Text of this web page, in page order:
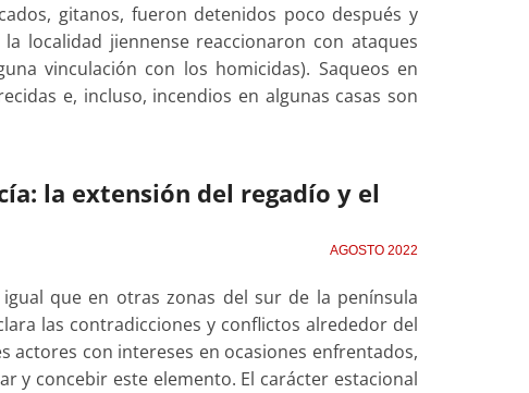
gitanos, fueron detenidos poco después y
localidad jiennense reaccionaron con ataques
vinculación con los homicidas). Saqueos en
e, incluso, incendios en algunas casas son
la extensión del regadío y el
AGOSTO 2022
que en otras zonas del sur de la península
las contradicciones y conflictos alrededor del
actores con intereses en ocasiones enfrentados,
y concebir este elemento. El carácter estacional